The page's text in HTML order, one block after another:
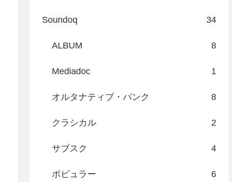
Soundoq 34
ALBUM 8
Mediadoc 1
オルタナティブ・パンク 8
クラシカル 2
サブスク 4
ポピュラー 6